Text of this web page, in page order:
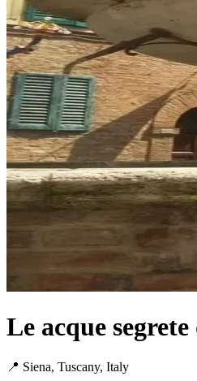
Le acque
📍 Siena, Tuscany, Italy